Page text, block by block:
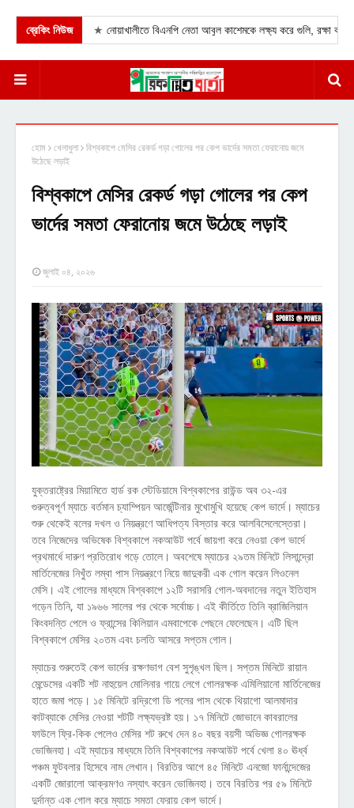
ব্রেকিং নিউজ★ নোয়াখালীতে বিএনপি নেতা আবুল কাশেমকে লক্ষ্য করে গুলি, রক্ষা করতে
হোম খেলাধুলা বিশ্বকাপে মেসির রেকর্ড গড়া গোলের পর কেপ ভার্দের সমতা ফেরানোয় জমে
উঠেছে লড়াই
বিশ্বকাপে মেসির রেকর্ড গড়া গোলের পর কেপ
ভার্দের সমতা ফেরানোয় জমে উঠেছে লড়াই
জুলাই ০৪, ২০২৬
যুক্তরাষ্ট্রের মিয়ামিতে হার্ড রক স্টেডিয়ামে বিশ্বকাপের রাউন্ড অব ৩২-এর
গুরুত্বপূর্ণ ম্যাচে বর্তমান চ্যাম্পিয়ন আর্জেন্টিনার মুখোমুখি হয়েছে কেপ ভার্দে। ম্যাচের
শুরু থেকেই বলের দখল ও নিয়ন্ত্রণে আধিপত্য বিস্তার করে আলবিসেলেস্তেরা।
তবে নিজেদের অভিষেক বিশ্বকাপে নকআউট পর্বে জায়গা করে নেওয়া কেপ ভার্দে
প্রথমার্ধে দারুণ প্রতিরোধ গড়ে তোলে। অবশেষে ম্যাচের ২৯তম মিনিটে লিসান্দ্রো
মার্তিনেজের নিখুঁত লম্বা পাস নিয়ন্ত্রণে নিয়ে জাদুকরী এক গোল করেন লিওনেল
মেসি। এই গোলের মাধ্যমে বিশ্বকাপে ১২টি সরাসরি গোল-অবদানের নতুন ইতিহাস
গড়েন তিনি, যা ১৯৬৬ সালের পর থেকে সর্বোচ্চ। এই কীর্তিতে তিনি ব্রাজিলিয়ান
কিংবদন্তি পেলে ও ফ্রান্সের কিলিয়ান এমবাপেকে পেছনে ফেলেছেন। এটি ছিল
বিশ্বকাপে মেসির ২০তম এবং চলতি আসরে সপ্তম গোল।
ম্যাচের শুরুতেই কেপ ভার্দের রক্ষণভাগ বেশ সুশৃঙ্খল ছিল। সপ্তম মিনিটে রায়ান
মেন্ডেসের একটি শট নাহুয়েল মোলিনার গায়ে লেগে গোলরক্ষক এমিলিয়ানো মার্তিনেজের
হাতে জমা পড়ে। ১৫ মিনিটে রদ্রিগো ডি পলের পাস থেকে থিয়াগো আলমাদার
কাটব্যাকে মেসির নেওয়া শটটি লক্ষ্যভ্রষ্ট হয়। ১৭ মিনিটে জোভানে কাবরালের
ফাউলে ফ্রি-কিক পেলেও মেসির শট রুখে দেন ৪০ বছর বয়সী অভিজ্ঞ গোলরক্ষক
ভোজিনহা। এই ম্যাচের মাধ্যমে তিনি বিশ্বকাপের নকআউট পর্বে খেলা ৪০ ঊর্ধ্ব
পঞ্চম ফুটবলার হিসেবে নাম লেখান। বিরতির আগে ৪৫ মিনিটে এনজো ফার্নান্দেজের
একটি জোরালো আক্রমণও নস্যাৎ করেন ভোজিনহা। তবে বিরতির পর ৫৯ মিনিটে
দুর্দান্ত এক গোল করে ম্যাচে সমতা ফেরায় কেপ ভার্দে।